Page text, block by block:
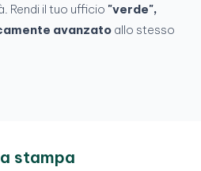
Rendi il tuo ufficio "verde",
avanzato allo stesso
stampa